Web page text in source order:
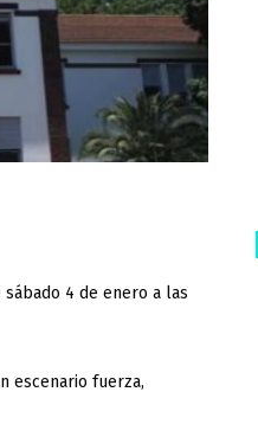
4 de enero a las
escenario fuerza,